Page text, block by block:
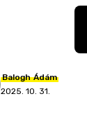
Balogh Ádám
2025. 10. 31.